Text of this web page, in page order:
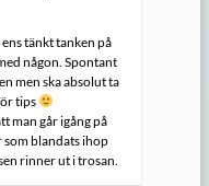
tänkt tanken på
någon. Spontant
men ska absolut ta
tips
man går igång på
blandats ihop
rinner ut i trosan.